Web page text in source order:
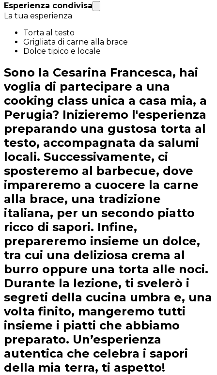
Esperienza condivisa
La tua esperienza
Torta al testo
Grigliata di carne alla brace
Dolce tipico e locale
Sono la Cesarina Francesca, hai
voglia di partecipare a una
cooking class unica a casa mia, a
Perugia? Inizieremo l'esperienza
preparando una gustosa torta al
testo, accompagnata da salumi
locali. Successivamente, ci
sposteremo al barbecue, dove
impareremo a cuocere la carne
alla brace, una tradizione
italiana, per un secondo piatto
ricco di sapori. Infine,
prepareremo insieme un dolce,
tra cui una deliziosa crema al
burro oppure una torta alle noci.
Durante la lezione, ti svelerò i
segreti della cucina umbra e, una
volta finito, mangeremo tutti
insieme i piatti che abbiamo
preparato. Un’esperienza
autentica che celebra i sapori
della mia terra, ti aspetto!